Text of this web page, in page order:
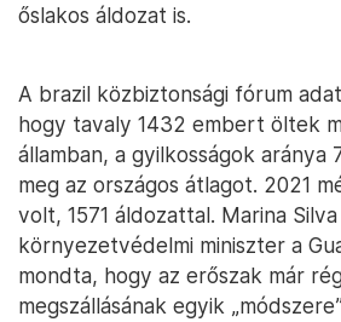
őslakos áldozat is.
A brazil közbiztonsági fórum
hogy tavaly 1432 embert öltek
államban, a gyilkosságok aránya
meg az országos átlagot. 2021
volt, 1571 áldozattal. Marina
környezetvédelmi miniszter a
mondta, hogy az erőszak már
megszállásának egyik